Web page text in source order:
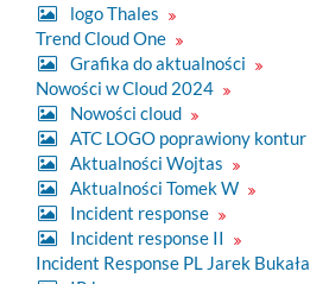
logo Thales
Trend Cloud One
Grafika do aktualności
Nowości w Cloud 2024
Nowości cloud
ATC LOGO poprawiony kontur
Aktualności Wojtas
Aktualności Tomek W
Incident response
Incident response II
Incident Response PL Jarek Bukała